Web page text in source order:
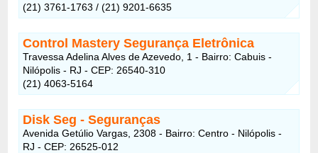
(21) 3761-1763 / (21) 9201-6635
Control Mastery Segurança Eletrônica
Travessa Adelina Alves de Azevedo, 1 - Bairro: Cabuis -
Nilópolis - RJ - CEP: 26540-310
(21) 4063-5164
Disk Seg - Seguranças
Avenida Getúlio Vargas, 2308 - Bairro: Centro - Nilópolis -
RJ - CEP: 26525-012